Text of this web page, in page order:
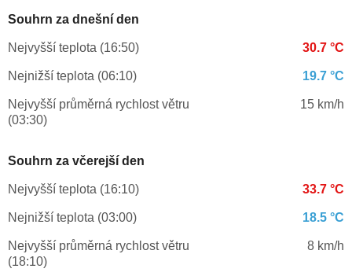
Souhrn za dnešní den
Nejvyšší teplota (16:50) 30.7 °C
Nejnižší teplota (06:10) 19.7 °C
Nejvyšší průměrná rychlost větru
(03:30)
15 km/h
Souhrn za včerejší den
Nejvyšší teplota (16:10) 33.7 °C
Nejnižší teplota (03:00) 18.5 °C
Nejvyšší průměrná rychlost větru
(18:10)
8 km/h